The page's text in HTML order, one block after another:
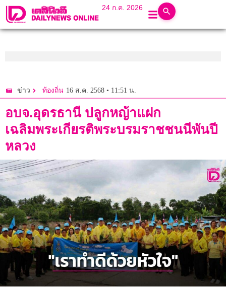
24 ก.ค. 2026
ข่าว ท้องถิ่น 16 ส.ค. 2568 • 11:51 น.
อบจ.อุดรธานี ปลูกหญ้าแฝก
เฉลิมพระเกียรติพระบรมราชชนนีพันปี
หลวง